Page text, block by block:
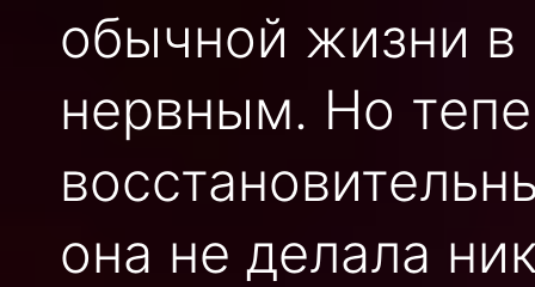
обычной жизни в
нервным. Но
она не делала